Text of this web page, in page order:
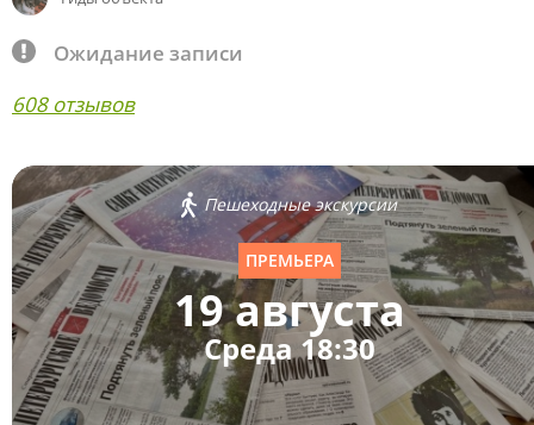
Ожидание записи
608 отзывов
Пешеходные экскурсии
ПРЕМЬЕРА
19 августа
Среда 18:30